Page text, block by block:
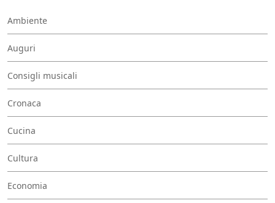
Ambiente
Auguri
Consigli musicali
Cronaca
Cucina
Cultura
Economia